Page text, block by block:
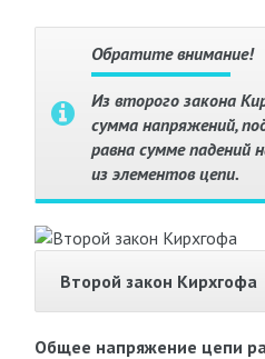
Обратите внимание!
Из второго закона
сумма напряжений,
равна сумме падений
из элементов цепи.
Второй закон Кирхгофа
Общее напряжение цепи